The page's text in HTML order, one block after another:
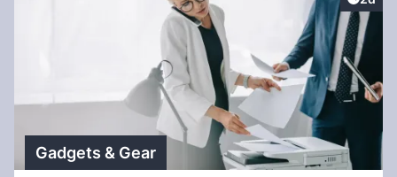
Gadgets & Gear